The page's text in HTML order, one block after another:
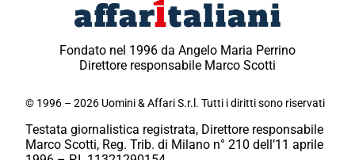
Fondato nel 1996 da Angelo Maria Perrino
Direttore responsabile Marco Scotti
© 1996 – 2026 Uomini & Affari S.r.l. Tutti i diritti sono riservati
Testata giornalistica registrata, Direttore responsabile
Marco Scotti, Reg. Trib. di Milano n° 210 dell’11 aprile